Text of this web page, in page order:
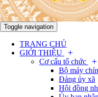
Toggle navigation
TRANG CHỦ
GIỚI THIỆU
Cơ cấu tổ chức
Bộ máy
Đảng ủy xã
Hội đồng